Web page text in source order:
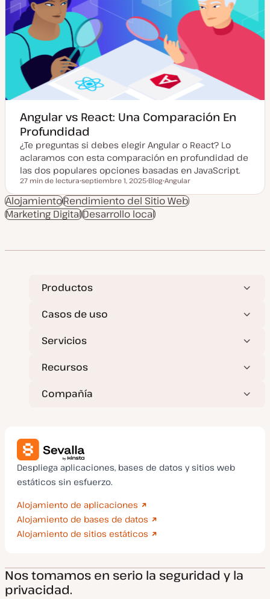
a
c
u
a
l
i
z
a
a
o
s
Angular vs React: Una Comparación En
Profundidad
¿Te preguntas si debes elegir Angular o React? Lo
aclaramos con esta comparación en profundidad de
las dos populares opciones basadas en JavaScript.
Tiempo de lectura
27 min de lectura
e
c
h
a
u
a
septiembre 1, 2025
i
p
o
d
s
Blog
e
m
Angular
AlojamientoRendimiento del Sitio Web
Marketing DigitalDesarrollo local
Productos
Casos de uso
Servicios
Recursos
Compañía
Despliega aplicaciones, bases de datos y sitios web
estáticos sin esfuerzo.
Alojamiento de aplicaciones
Alojamiento de bases de datos
Alojamiento de sitios estáticos
Nos tomamos en serio la seguridad y la
privacidad.